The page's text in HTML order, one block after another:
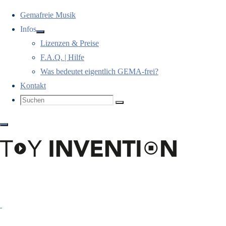
Zum Inhalt springen
Gemafreie Musik
Infos
Lizenzen & Preise
F.A.Q. | Hilfe
Was bedeutet eigentlich GEMA-frei?
Kontakt
Suchen
Suchen nach:
Suchen
GEMAfreie
Schlagwort:
Musiksuche:
Suchen nach:
Suchen